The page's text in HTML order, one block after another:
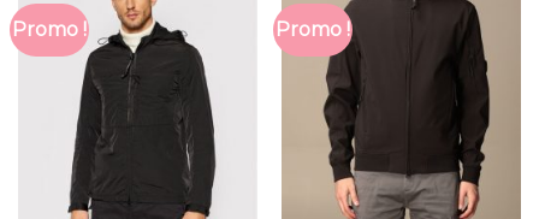
Promo ! Promo !